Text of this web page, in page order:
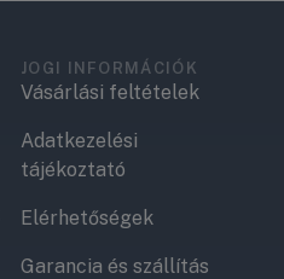
JOGI INFORMÁCIÓK
Vásárlási feltételek
Adatkezelési
tájékoztató
Elérhetőségek
Garancia és szállítás